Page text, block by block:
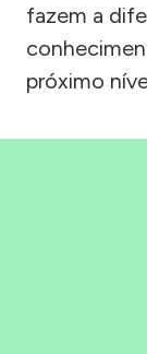
fazem a
próximo